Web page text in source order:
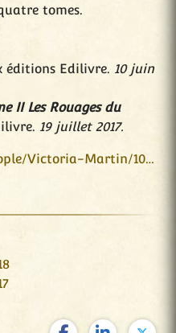
tomes.
éditions Edilivre. 10 juin
II Les Rouages du
19 juillet 2017.
Martin/100010214371881